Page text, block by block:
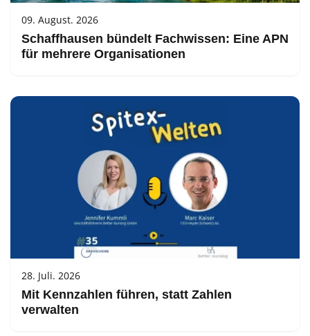
09. August. 2026
Schaffhausen bündelt Fachwissen: Eine APN
für mehrere Organisationen
28. Juli. 2026
Mit Kennzahlen führen, statt Zahlen
verwalten